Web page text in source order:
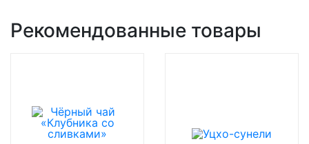
Рекомендованные товары